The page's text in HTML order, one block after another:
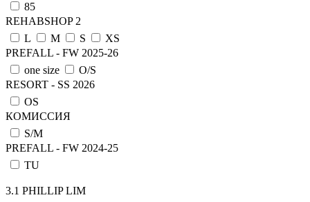
85
REHABSHOP 2
L
M S
XS
PREFALL - FW 2025-26
one size
О/S
RESORT - SS 2026
OS
КОМИССИЯ
S/M
PREFALL - FW 2024-25
TU
3.1 PHILLIP LIM